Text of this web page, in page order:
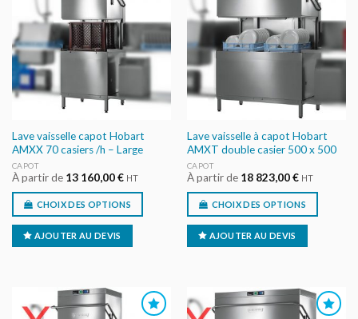
AU DEVIS
Lave vaisselle capot Hobart
AMXX 70 casiers /h – Large
CAPOT
À partir de 13 160,00€ HT
CHOIX DES OPTIONS
AJOUTER AU DEVIS
AU DEVIS
Lave vaisselle à capot Hobart
AMXT double casier 500 x 500
CAPOT
À partir de 18 823,00€ HT
CHOIX DES OPTIONS
AJOUTER AU DEVIS